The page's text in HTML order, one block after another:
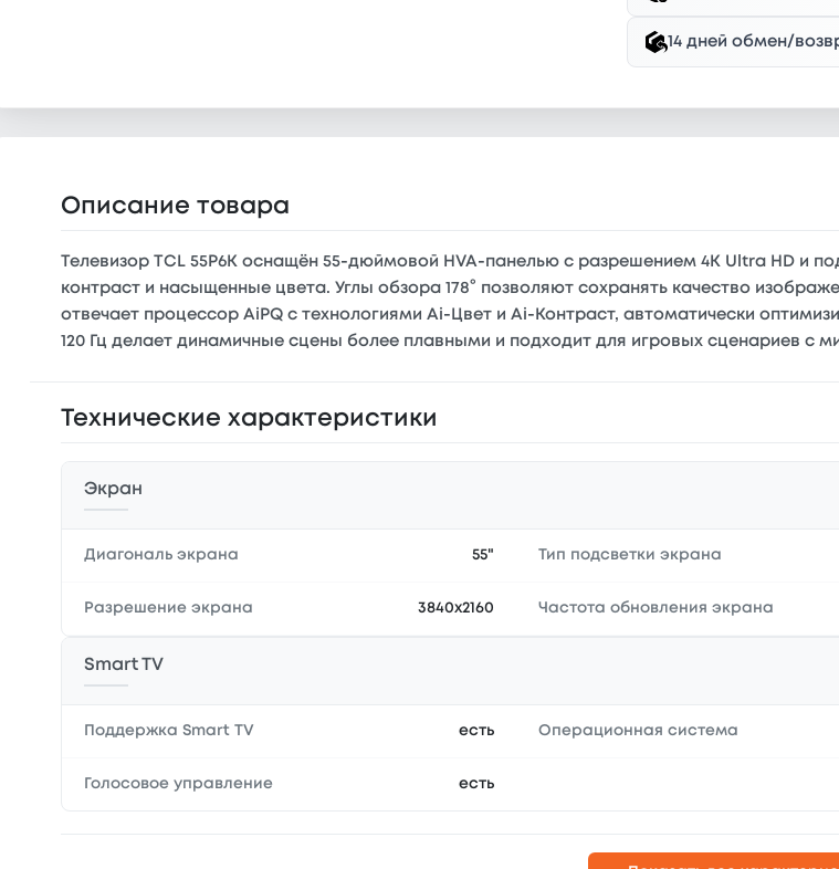
14 дней обмен/
Описание товара
Телевизор TCL 55P6K оснащён 55-дюймовой HVA-панелью с разрешением 4K Ultra HD и
контраст и насыщенные цвета. Углы обзора 178° позволяют сохранять качество
отвечает процессор AiPQ с технологиями Ai-Цвет и Ai-Контраст, автоматически
120 Гц делает динамичные сцены более плавными и подходит для игровых сценариев с
Технические характеристики
Экран
Диагональ экрана 55" Тип подсветки экрана
Разрешение экрана 3840x2160 Частота обновления экрана
Smart TV
Поддержка Smart TV есть Операционная система
Голосовое управление есть